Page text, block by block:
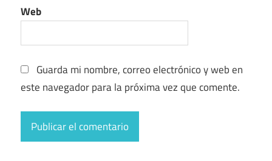
Web
Guarda mi nombre, correo electrónico y web en
este navegador para la próxima vez que comente.